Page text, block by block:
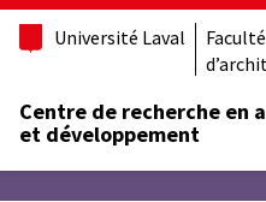
Université Laval
Centre de recherche en
et développement